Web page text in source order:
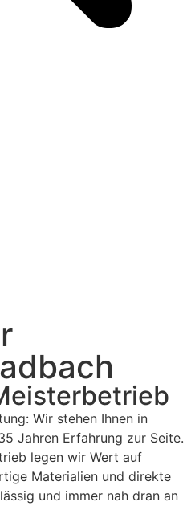
Wir stehen Ihnen in
Jahren Erfahrung zur Seite.
legen wir Wert auf
Materialien und direkte
und immer nah dran an